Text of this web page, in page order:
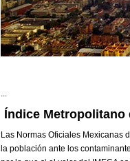
...
Índice Metropolitano
Las Normas Oficiales Mexicanas
la población ante los